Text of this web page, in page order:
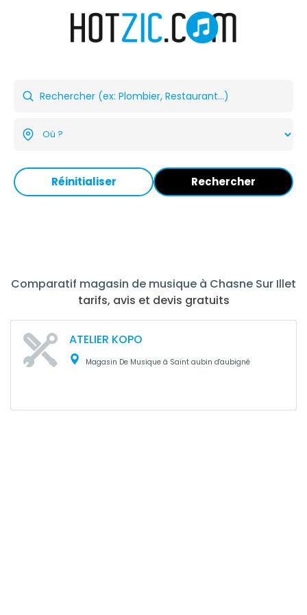
Réinitialiser Rechercher
Comparatif magasin de musique à Chasne Sur Illet
tarifs, avis et devis gratuits
ATELIER KOPO
Magasin De Musique à Saint aubin d'aubigné